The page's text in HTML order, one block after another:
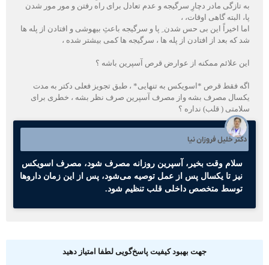
تازگی مادر دچارِ سرگیجه و عدم تعادل برای راه رفتن و مور مور شدن
البته گاهی اوقات، ،
اخیراً این بی حس شدن ِ پا و سرگیجه باعثِ بیهوشی و افتادن از پله ها
که بعد از افتادن از پله ها ، سرگیجه ها کمی بیشتر شده ،
علائم ممکنه از عوارض قرص آسپرین باشه ؟
فقط قرص *اسویکس به تنهایی* ، طبق تجویز فعلی دکتر به مدت
مصرف بشه واز مصرف آسپرین صرف نظر بشه ، خطری برای
( قلب) نداره ؟
دکتر خلیل فروزان نیا
سلام وقت بخیر، آسپرین روزانه مصرف شود، مصرف اسویکس
نیز تا یکسال پس از عمل توصیه می‌شود، پس از این زمان داروها
توسط متخصص داخلی قلب تنظیم شود.
جهت بهبود کیفیت پاسخ‌گویی لطفا امتیاز دهید